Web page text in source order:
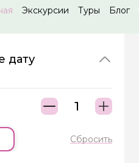
Экскурсии Туры Блог
дату
Сбросить